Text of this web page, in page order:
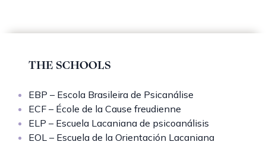
THE SCHOOLS
EBP – Escola Brasileira de Psicanálise
ECF – École de la Cause freudienne
ELP – Escuela Lacaniana de psicoanálisis
EOL – Escuela de la Orientación Lacaniana